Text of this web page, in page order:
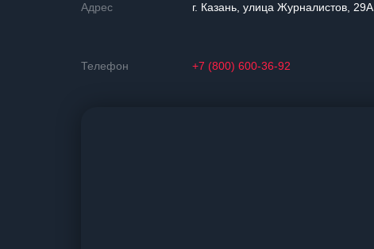
Адрес г. Казань, улица Журналистов, 29А
Телефон +7 (800) 600-36-92